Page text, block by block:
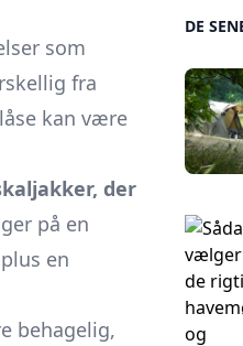
som
fra
kan være
der
på en
en
behagelig,
DE